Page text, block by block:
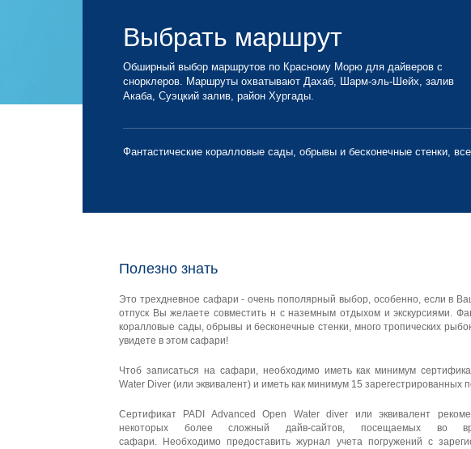
Выбрать маршрут
Обширный выбор маршрутов по Красному Морю для дайверов с
снорклеров. Маршруты охватывают Дахаб, Шарм-эль-Шейх, залив
Акаба, Суэцкий залив, район Хургады.
Фантастические коралловые сады, обрывы и бесконечные стенки,
Полезно знать
Это трехдневное сафари - очень пополярный выбор, особенно, если в
отпуск Вы желаете совместить н с наземным отдыхом и экскурсиями.
коралловые сады, обрывы и бесконечные стенки, много тропических
увидете в этом сафари!
Чтоб записаться на сафари, необходимо иметь как минимум
Water Diver (или эквивалент) и иметь как минимум 15 зарегестрированных
Сертификат PADI Advanced Open Water diver или эквивалент
некоторых более сложный дайв-сайтов, посещаемых во
сафари.
Необходимо предоставить журнал учета погружений с